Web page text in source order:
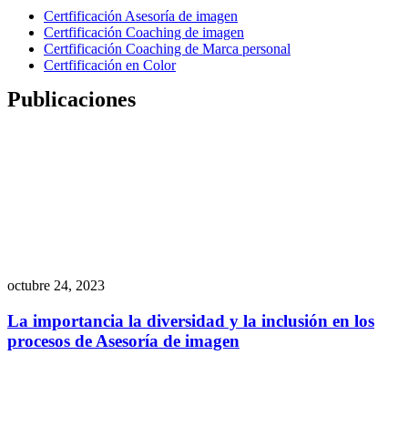
Certfificación Asesoría de imagen
Certfificación Coaching de imagen
Certfificación Coaching de Marca personal
Certfificación en Color
Publicaciones
octubre 24, 2023
La importancia la diversidad y la inclusión en los
procesos de Asesoría de imagen